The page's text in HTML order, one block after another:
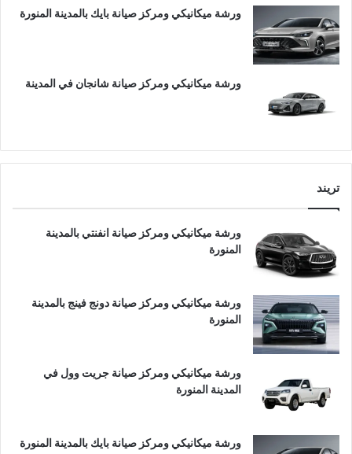
ورشة ميكانيكي ومركز صيانة بايك بالمدينة المنورة
ورشة ميكانيكي ومركز صيانة شانجان في المدينة
تريند
ورشة ميكانيكي ومركز صيانة انفنتي بالمدينة
المنورة
ورشة ميكانيكي ومركز صيانة دونج فينج بالمدينة
المنورة
ورشة ميكانيكي ومركز صيانة جريت وول في
المدينة المنورة
ورشة ميكانيكي ومركز صيانة بايك بالمدينة المنورة